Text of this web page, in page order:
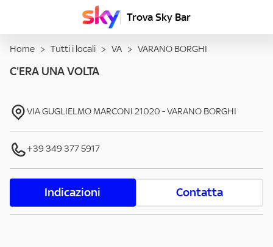
Trova Sky Bar
Home > Tutti i locali > VA > VARANO BORGHI
C'ERA UNA VOLTA
VIA GUGLIELMO MARCONI 21020 -VARANO BORGHI
+39 349 377 5917
Indicazioni Contatta